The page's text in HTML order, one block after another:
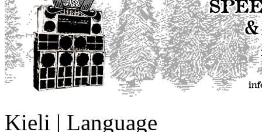
Kieli | Language